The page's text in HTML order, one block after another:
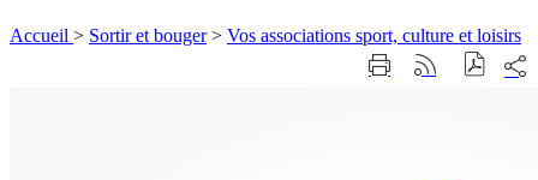
Accueil > Sortir et bouger > Vos associations sport, culture et loisirs
ImprimerGénérer
sur